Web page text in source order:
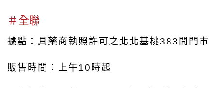
＃全聯
據點：具藥商執照許可之北北基桃383間門市
販售時間：上午10時起